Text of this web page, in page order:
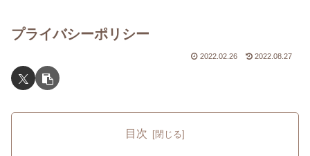
プライバシーポリシー
2022.02.26 2022.08.27
目次